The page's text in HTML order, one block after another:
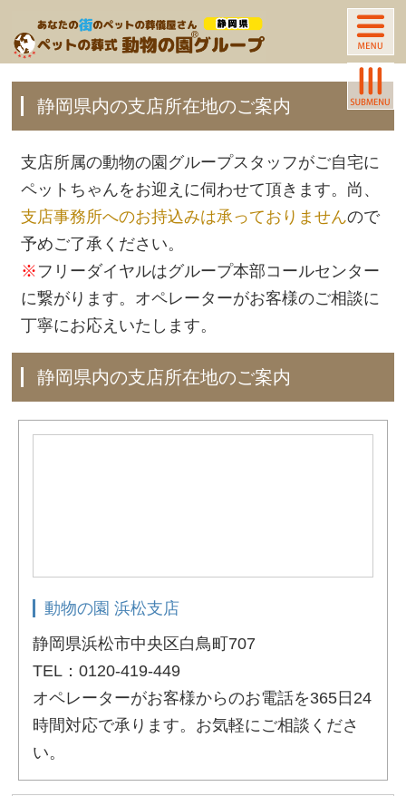
静岡県内の支店所在地のご案内
支店所属の動物の園グループスタッフがご自宅に
ペットちゃんをお迎えに伺わせて頂きます。尚、
支店事務所へのお持込みは承っておりませんので
予めご了承ください。
※ フリーダイヤルはグループ本部コールセンター
に繋がります。オペレーターがお客様のご相談に
丁寧にお応えいたします。
静岡県内の支店所在地のご案内
動物の園 浜松支店
静岡県浜松市中央区白鳥町707
TEL：0120-419-449
オペレーターがお客様からのお電話を365日24
時間対応で承ります。お気軽にご相談くださ
い。